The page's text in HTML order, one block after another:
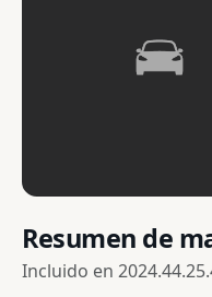
Resumen de
Incluido en